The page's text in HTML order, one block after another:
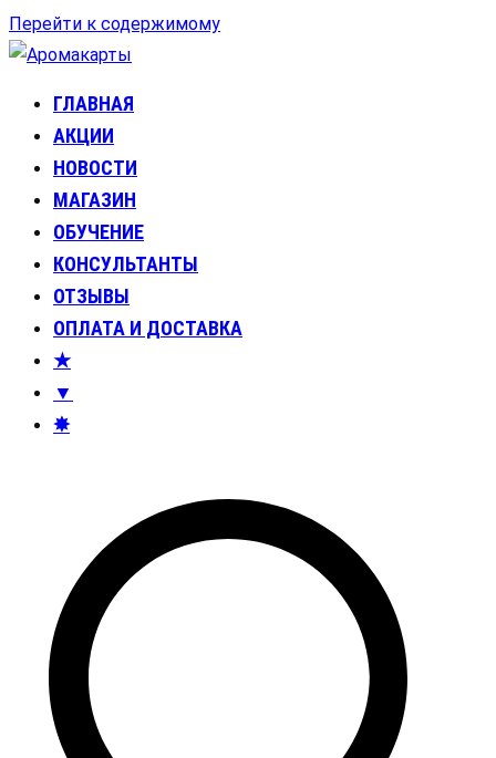
Перейти к содержимому
Аромакарты
Психологические эфирные карты • Аромапсихология
ГЛАВНАЯ
АКЦИИ
НОВОСТИ
МАГАЗИН
ОБУЧЕНИЕ
КОНСУЛЬТАНТЫ
ОТЗЫВЫ
ОПЛАТА И ДОСТАВКА
★
▼
✸